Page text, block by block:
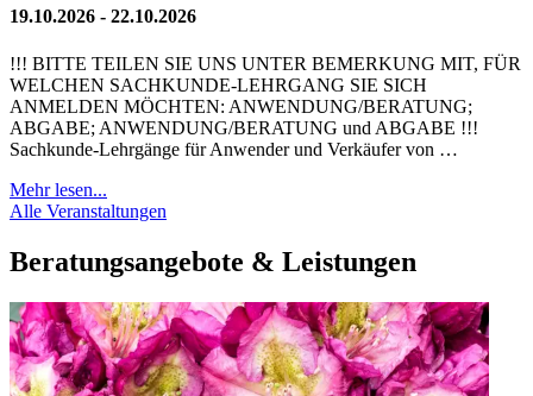
19.10.2026 - 22.10.2026
!!! BITTE TEILEN SIE UNS UNTER BEMERKUNG MIT, FÜR
WELCHEN SACHKUNDE-LEHRGANG SIE SICH
ANMELDEN MÖCHTEN: ANWENDUNG/BERATUNG;
ABGABE; ANWENDUNG/BERATUNG und ABGABE !!!
Sachkunde-Lehrgänge für Anwender und Verkäufer von …
Mehr lesen...
Alle Veranstaltungen
Beratungsangebote & Leistungen